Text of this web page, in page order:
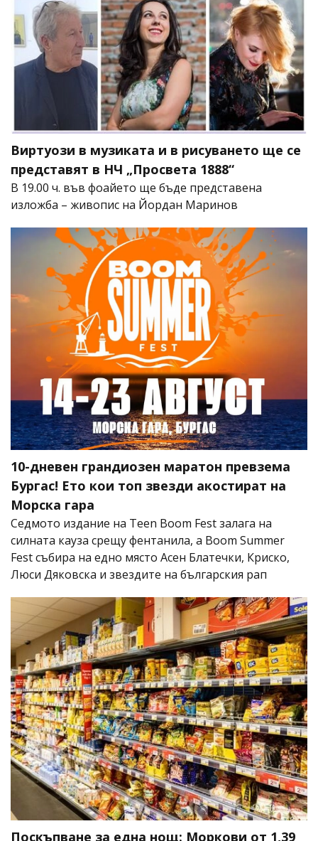
Виртуози в музиката и в рисуването ще се
представят в НЧ „Просвета 1888“
В 19.00 ч. във фоайето ще бъде представена
изложба – живопис на Йордан Маринов
10-дневен грандиозен маратон превзема
Бургас! Ето кои топ звезди акостират на
Морска гара
Седмото издание на Teen Boom Fest залага на
силната кауза срещу фентанила, а Boom Summer
Fest събира на едно място Асен Блатечки, Криско,
Люси Дяковска и звездите на българския рап
Поскъпване за една нощ: Моркови от 1,39